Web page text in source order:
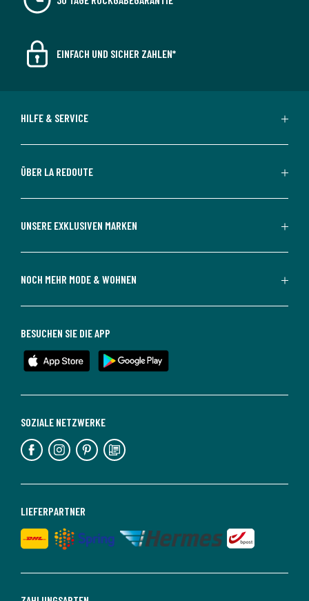
EINFACH UND SICHER ZAHLEN*
HILFE & SERVICE
ÜBER LA REDOUTE
UNSERE EXKLUSIVEN MARKEN
NOCH MEHR MODE & WOHNEN
LIEFERPARTNER
SOZIALE NETZWERKE
BESUCHEN SIE DIE APP